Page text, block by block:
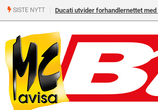
SISTE NYTT Ducati utvider forhandlernettet